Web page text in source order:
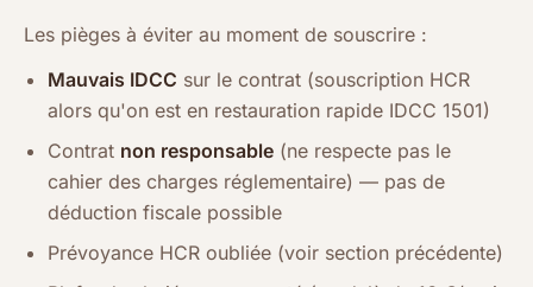
Les pièges à éviter au moment de souscrire :
Mauvais IDCC sur le contrat (souscription HCR
alors qu'on est en restauration rapide IDCC 1501)
Contrat non responsable (ne respecte pas le
cahier des charges réglementaire) — pas de
déduction fiscale possible
Prévoyance HCR oubliée (voir section précédente)